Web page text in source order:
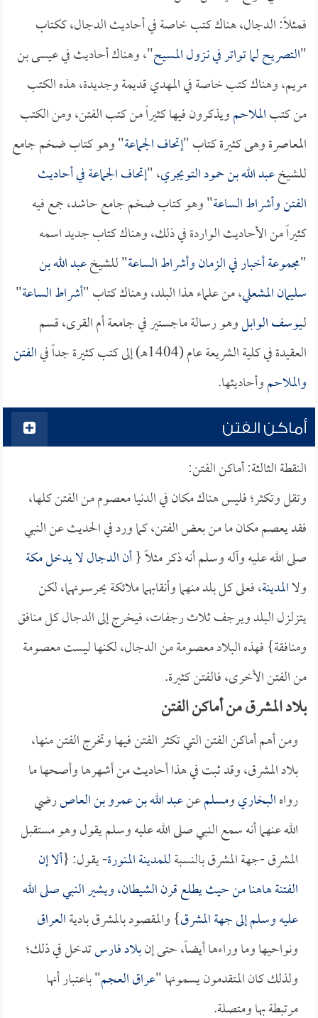
فمثلاً: الدجال، هناك كتب خاصة في أحاديث الدجال، ككتاب
"التصريح لما تواتر في نـزول المسيح"، وهناك أحاديث في عيسى بن
مريم، وهناك كتب خاصة في المهدي قديمة وجديدة، هذه الكتب
من كتبالملاحمويذكرون فيها كثيراً من كتب الفتن، ومن الكتب
المعاصرة وهى كثيرة كتاب "إتحاف الجماعة" وهو كتاب ضخم جامع
للشيخعبد الله بن حمود التويجري، "إتحاف الجماعة في أحاديث
الفتن وأشراط الساعة" وهو كتاب ضخم جامع حاشد، جمع فيه
كثيراً من الأحاديث الواردة في ذلك، وهناك كتاب جديد اسمه
"مجموعة أخبار في الزمان وأشراط الساعة" للشيخعبد الله بن
سليمان المشعلي، من علماء هذا البلد، وهناك كتاب "أشراط الساعة"
لـيوسف الوابلوهو رسالة ماجستير في جامعة أم القرى، قسم
العقيدة في كلية الشريعة عام (1404هـ) إلى كتب كثيرة جداً في
الفتن
والملاحموأحاديثها.
أماكن الفتن
النقطة الثالثة: أماكن الفتن:
وتقل وتكثر؛ فليس هناك مكان في الدنيا معصوم من الفتن كلها،
فقد يعصم مكان ما من بعض الفتن، كما ورد في الحديث عن النبي
صلى الله عليه وآله وسلم أنه ذكر مثلاً {أن الدجال لا يدخلمكة
ولاالمدينة، فعلى كل بلد منهما وأنقابهما ملائكة يحرسونهما، لكن
يتزلزل البلد ويرجف ثلاث رجفات، فيخرج إلى الدجال كل منافق
ومنافقة} فهذه البلاد معصومة من الدجال، لكنها ليست معصومة
من الفتن الأخرى، فالفتن كثيرة.
بلاد المشرق من أماكن الفتن
ومن أهم أماكن الفتن التي تكثر الفتن فيها وتخرج الفتن منها،
بلاد المشرق، وقد ثبت في هذا أحاديث من أشهرها وأصحها ما
رواهالبخاريومسلمعنعبد الله بن عمرو بن العاصرضي
الله عنهما أنه سمع النبي صلى الله عليه وسلم يقول وهو مستقبل
المشرق -جهة المشرق بالنسبةللمدينة المنورة- يقول: {ألا إن
الفتنة هاهنا من حيث يطلع قرن الشيطان، ويشير النبي صلى الله
عليه وسلم إلى جهة المشرق} والمقصود بالمشرق باديةالعراق
ونواحيها وما وراءها أيضاً، حتى إنبلاد فارستدخل في ذلك؛
ولذلك كان المتقدمون يسمونها "عراق العجم" باعتبار أنها
مرتبطة بها ومتصلة.